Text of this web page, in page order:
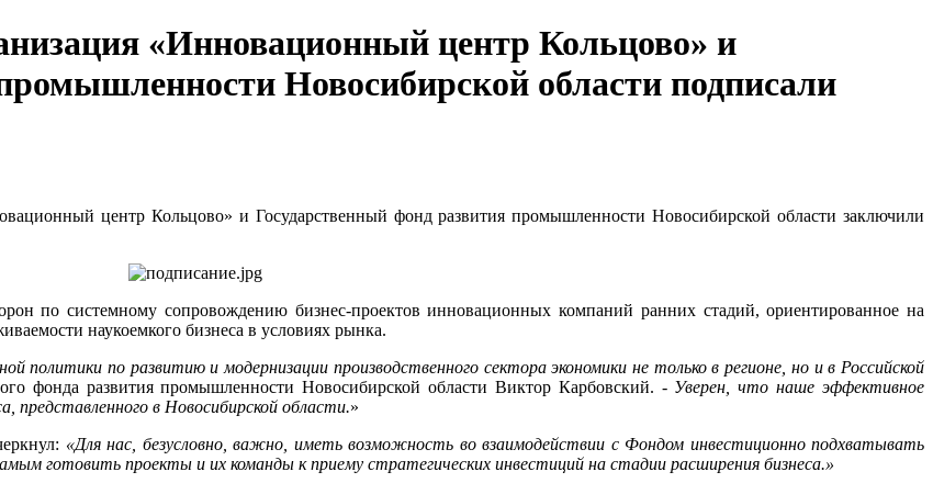
«Инновационный центр Кольцово» и
Новосибирской области подписали
центр Кольцово» и Государственный фонд развития промышленности Новосибирской области заключили
по системному сопровождению бизнес-проектов инновационных компаний ранних стадий, ориентированное на
наукоемкого бизнеса в условиях рынка.
политики по развитию и модернизации производственного сектора экономики не только в регионе, но и в Российской
фонда развития промышленности Новосибирской области Виктор Карбовский. - Уверен, что наше эффективное
представленного в Новосибирской области.»
«Для нас, безусловно, важно, иметь возможность во взаимодействии с Фондом инвестиционно подхватывать
готовить проекты и их команды к приему стратегических инвестиций на стадии расширения бизнеса.»